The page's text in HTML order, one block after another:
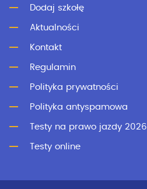
Dodaj szkołę
Aktualności
Kontakt
Regulamin
Polityka prywatności
Polityka antyspamowa
Testy na prawo jazdy 2026
Testy online